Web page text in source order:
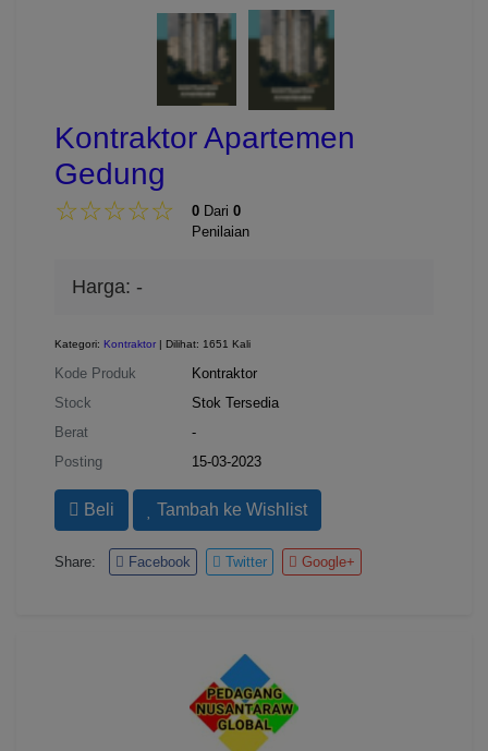
Kontraktor Apartemen
Gedung
☆☆☆☆☆
★★★★★ 0Dari 0
Penilaian
Harga: -
Kategori: Kontraktor | Dilihat: 1651 Kali
Kode Produk
Kontraktor
Stock
Stok Tersedia
Berat
-
Posting
15-03-2023
Beli Tambah ke Wishlist
Share: Facebook Twitter Google+